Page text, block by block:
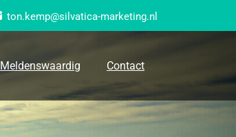
ton.kemp@silvatica-marketing.nl
Meldenswaardig Contact